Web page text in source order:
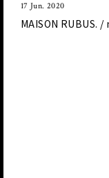
17 Jun. 2020
MAISON RUBUS.